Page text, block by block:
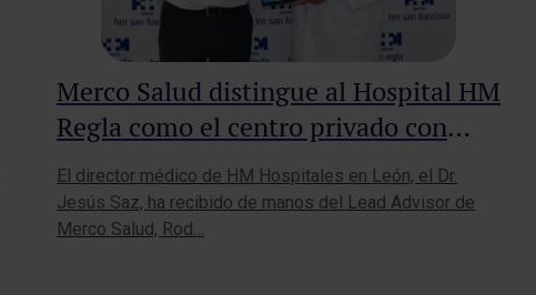
Merco Salud distingue al Hospital HM
Regla como el centro privado con
mejor reputación sanitaria de Castilla
y León
El director médico de HM Hospitales en León, el Dr.
Jesús Saz, ha recibido de manos del Lead Advisor de
Merco Salud, Rod…